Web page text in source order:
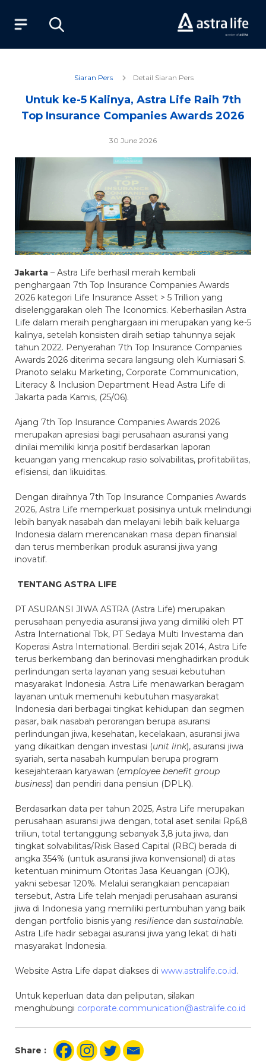
Layanan
Syariah
Beli Online
MyAstraLife
Siaran Pers Detail Siaran Pers
Untuk ke-5 Kalinya, Astra Life Raih 7th
Top Insurance Companies Awards 2026
30 June 2026
Jakarta – Astra Life berhasil meraih kembali
penghargaan 7th Top Insurance Companies Awards
2026 kategori Life Insurance Asset > 5 Trillion yang
diselenggarakan oleh The Iconomics. Keberhasilan Astra
Life dalam meraih penghargaan ini merupakan yang ke-5
kalinya, setelah konsisten diraih setiap tahunnya sejak
tahun 2022. Penyerahan 7th Top Insurance Companies
Awards 2026 diterima secara langsung oleh Kurniasari S.
Pranoto selaku Marketing, Corporate Communication,
Literacy & Inclusion Department Head Astra Life di
Jakarta pada Kamis, (25/06).
Ajang 7th Top Insurance Companies Awards 2026
merupakan apresiasi bagi perusahaan asuransi yang
dinilai memiliki kinrja positif berdasarkan laporan
keuangan yang mencakup rasio solvabilitas, profitabilitas,
efisiensi, dan likuiditas.
Dengan diraihnya 7th Top Insurance Companies Awards
2026, Astra Life memperkuat posisinya untuk melindungi
lebih banyak nasabah dan melayani lebih baik keluarga
Indonesia dalam merencanakan masa depan finansial
dan terus memberikan produk asuransi jiwa yang
inovatif.
TENTANG ASTRA LIFE
PT ASURANSI JIWA ASTRA (Astra Life) merupakan
perusahaan penyedia asuransi jiwa yang dimiliki oleh PT
Astra International Tbk, PT Sedaya Multi Investama dan
Koperasi Astra International. Berdiri sejak 2014, Astra Life
terus berkembang dan berinovasi menghadirkan produk
perlindungan serta layanan yang sesuai kebutuhan
masyarakat Indonesia. Astra Life menawarkan beragam
layanan untuk memenuhi kebutuhan masyarakat
Indonesia dari berbagai tingkat kehidupan dan segmen
pasar, baik nasabah perorangan berupa asuransi
perlindungan jiwa, kesehatan, kecelakaan, asuransi jiwa
yang dikaitkan dengan investasi (unit link), asuransi jiwa
syariah, serta nasabah kumpulan berupa program
kesejahteraan karyawan (employee benefit group
business) dan pendiri dana pensiun (DPLK).
Berdasarkan data per tahun 2025, Astra Life merupakan
perusahaan asuransi jiwa dengan, total aset senilai Rp6,8
triliun, total tertanggung sebanyak 3,8 juta jiwa, dan
tingkat solvabilitas/Risk Based Capital (RBC) berada di
angka 354% (untuk asuransi jiwa konvensional) di atas
ketentuan minimum Otoritas Jasa Keuangan (OJK),
yakni sebesar 120%. Melalui serangkaian pencapaian
tersebut, Astra Life telah menjadi perusahaan asuransi
jiwa di Indonesia yang memiliki pertumbuhan yang baik
dengan portfolio bisnis yang resilience dan sustainable.
Astra Life hadir sebagai asuransi jiwa yang lekat di hati
masyarakat Indonesia.
Website Astra Life dapat diakses di www.astralife.co.id.
Untuk keperluan data dan peliputan, silakan
menghubungi corporate.communication@astralife.co.id
Share :